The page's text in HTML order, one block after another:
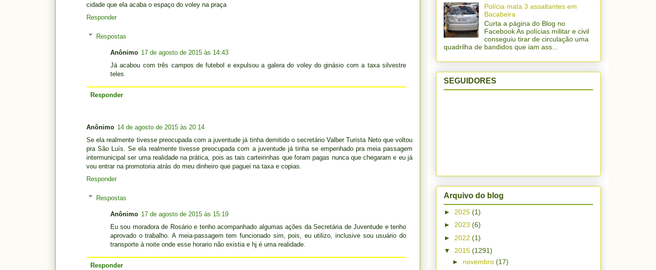
cidade que ela acaba o espaço do voley na praça
Responder
Respostas
Anônimo 17 de agosto de 2015 às 14:43
Já acabou com três campos de futebol e expulsou a galera do voley do ginásio com a taxa silvestre
teles
Responder
Anônimo 14 de agosto de 2015 às 20:14
Se ela realmente tivesse preocupada com a juventude já tinha demitido o secretário Valber Turista Neto que voltou
pra São Luís. Se ela realmente tivesse preocupada com a juventude já tinha se empenhado pra meia passagem
intermunicipal ser uma realidade na prática, pois as tais carteirinhas que foram pagas nunca que chegaram e eu já
vou entrar na promotoria atrás do meu dinheiro que paguei na taxa e copias.
Responder
Respostas
Anônimo 17 de agosto de 2015 às 15:19
Eu sou moradora de Rosário e tenho acompanhado algumas ações da Secretária de Juventude e tenho
aprovado o trabalho. A meia-passagem tem funcionado sim, pois, eu utilizo, inclusive sou usuário do
transporte à noite onde esse horario não existia e hj é uma realidade.
Responder
Polícia mata 3 assaltantes em
Bacabeira
Curta a página do Blog no
Facebook As polícias militar e civil
conseguiu tirar de circulação uma
quadrilha de bandidos que iam ass...
SEGUIDORES
Arquivo do blog
► 2025 (1)
► 2023 (6)
► 2022 (1)
▼ 2015 (1291)
► novembro (17)